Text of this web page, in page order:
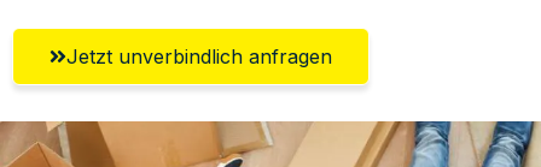
Jetzt unverbindlich anfragen